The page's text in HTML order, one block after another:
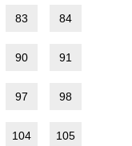
83 84
90 91
97 98
104 105